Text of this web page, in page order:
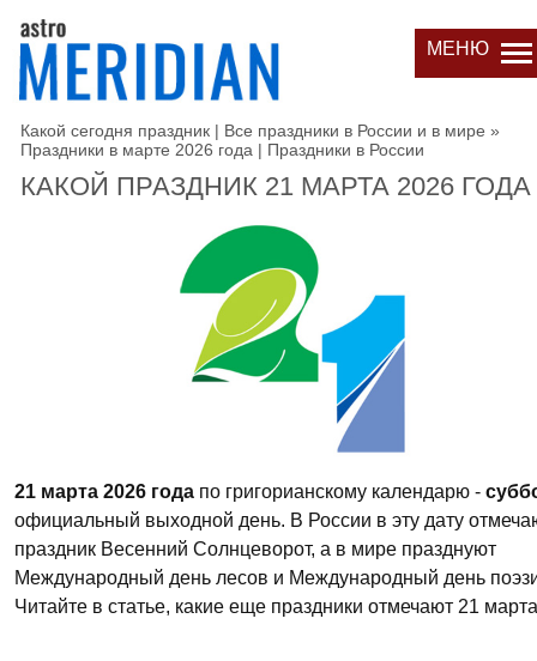
МЕНЮ
Какой сегодня праздник | Все праздники в России и в мире »
Праздники в марте 2026 года | Праздники в России
КАКОЙ ПРАЗДНИК 21 МАРТА 2026 ГОДА
21 марта 2026 года по григорианскому календарю -
официальный выходной день. В России в эту дату
праздник Весенний Солнцеворот, а в мире празднуют
Международный день лесов и Международный день
Читайте в статье, какие еще праздники отмечают 21